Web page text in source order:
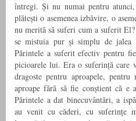
întregi. Și nu numai pentru
plătești o asemenea izbăvire, o
nu merită să suferi cum a suferit
se mistuia pur și simplu de jalea
Părintele a suferit efectiv pentru
picioarele lui. Era o suferință care
dragoste pentru aproapele,
aproape fără să fie conștient că
Părintele a dat binecuvântări, a
au venit cu căderi, cu suferințe